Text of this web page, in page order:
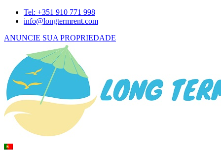
Tel: +351 910 771 998
info@longtermrent.com
ANUNCIE SUA PROPRIEDADE